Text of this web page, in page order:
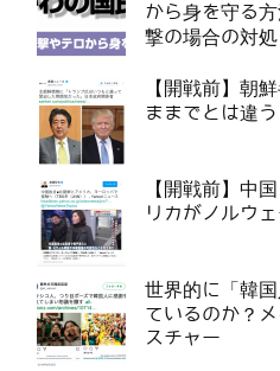
から身を守る
撃の場合の対処
【開戦前】朝
ままでとは違
【開戦前】中
リカがノルウ
世界的に「韓
ているのか？
スチャー